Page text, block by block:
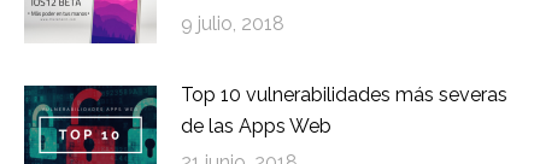
9 julio, 2018
Top 10 vulnerabilidades más severas
de las Apps Web